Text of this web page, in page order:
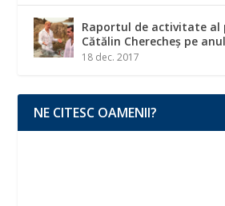
Raportul de activitate al
Cătălin Cherecheș pe
18 dec. 2017
NE CITESC OAMENII?